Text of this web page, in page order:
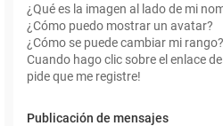
¿Qué es la imagen al lado de mi
¿Cómo puedo mostrar un avatar?
¿Cómo se puede cambiar mi rango?
Cuando hago clic sobre el enlace
pide que me registre!
Publicación de mensajes